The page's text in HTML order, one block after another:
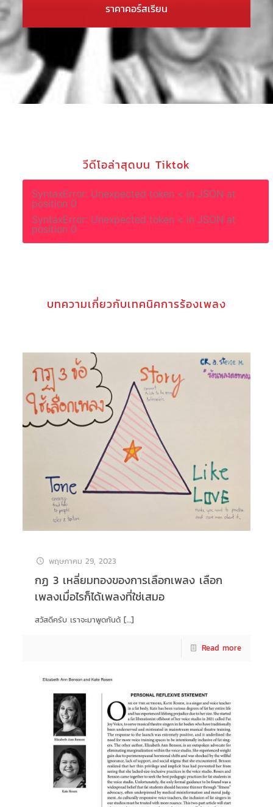
ราคาคอร์สเรียน
วีดีโอล่าสุดบน Tiktok
SyntaxError: Unexpected token < in JSON at
position 0
SyntaxError: Unexpected token < in JSON at
position 0
บทความเกี่ยวกับเทคนิคการร้องเพลง
พฤษภาคม 29, 2023
กฏ 3 เหลี่ยมทองของการเลือกเพลง เลือก
เพลงเมื่อไรก็ได้เพลงที่ใช่เสมอ
สวัสดีครับ เราจะมาพูดกันด้[…]
Read more